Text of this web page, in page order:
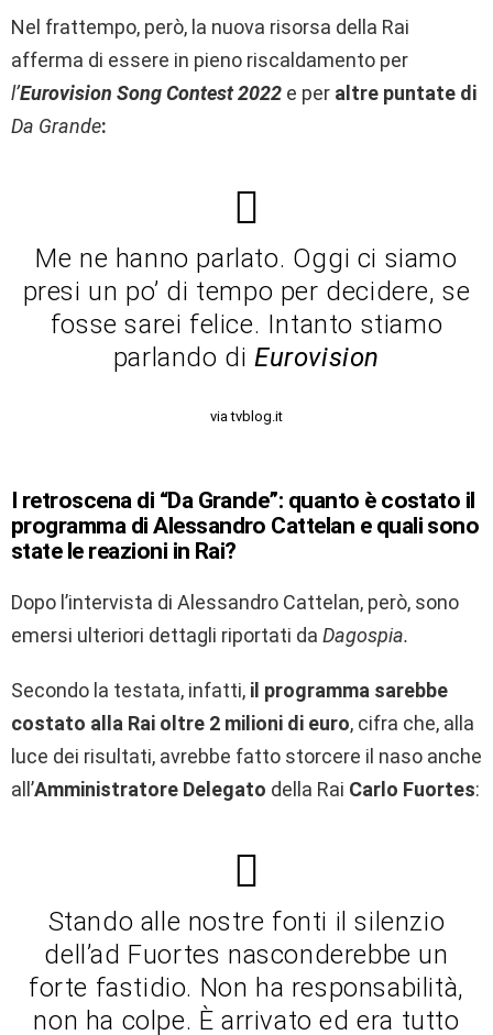
Nel frattempo, però, la nuova risorsa della Rai
afferma di essere in pieno riscaldamento per
l’Eurovision Song Contest 2022 e per altre puntate di
Da Grande:
Me ne hanno parlato. Oggi ci siamo
presi un po’ di tempo per decidere, se
fosse sarei felice. Intanto stiamo
parlando diEurovision
via tvblog.it
I retroscena di “Da Grande”: quanto è costato il
programma di Alessandro Cattelan e quali sono
state le reazioni in Rai?
Dopo l’intervista di Alessandro Cattelan, però, sono
emersi ulteriori dettagli riportati da Dagospia.
Secondo la testata, infatti, il programma sarebbe
costato alla Rai oltre 2 milioni di euro, cifra che, alla
luce dei risultati, avrebbe fatto storcere il naso anche
all’Amministratore Delegato della Rai Carlo Fuortes:
Stando alle nostre fonti il silenzio
dell’ad Fuortes nasconderebbe un
forte fastidio. Non ha responsabilità,
non ha colpe. È arrivato ed era tutto